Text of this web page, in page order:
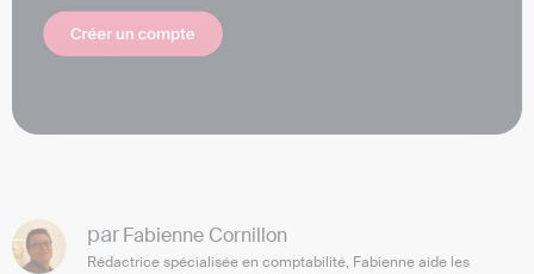
parFabienne Cornillon
Rédactrice spécialisée en comptabilité, Fabienne aide les